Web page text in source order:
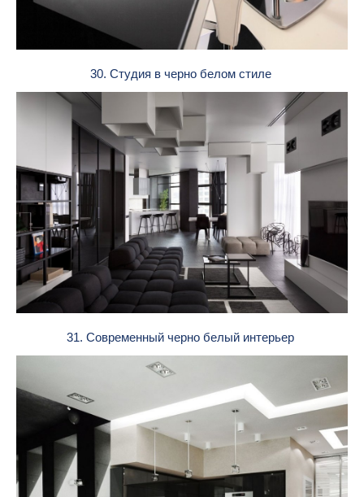
30. Студия в черно белом стиле
31. Современный черно белый интерьер